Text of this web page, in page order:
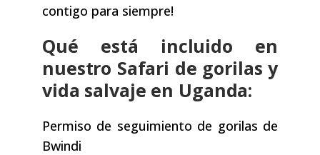
contigo para siempre!
Qué está incluido en
nuestro Safari de gorilas y
vida salvaje en Uganda:
Permiso de seguimiento de gorilas de
Bwindi